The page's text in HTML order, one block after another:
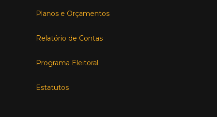
Planos e Orçamentos
Relatório de Contas
Programa Eleitoral
Estatutos